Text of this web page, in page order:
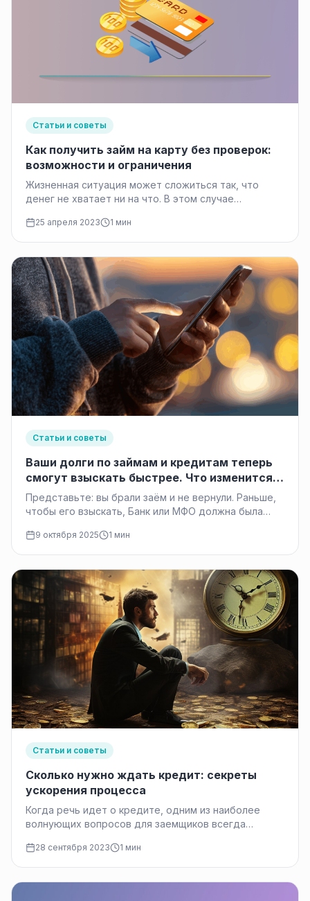
Статьи и советы
Как получить займ на карту без проверок:
возможности и ограничения
Жизненная ситуация может сложиться так, что
денег не хватает ни на что. В этом случае
25 апреля 2023 1 мин
Статьи и советы
Ваши долги по займам и кредитам теперь
смогут взыскать быстрее. Что изменится с
1 ноября
Представьте: вы брали заём и не вернули. Раньше,
чтобы его взыскать, Банк или МФО должна была
9 октября 2025 1 мин
Статьи и советы
Сколько нужно ждать кредит: секреты
ускорения процесса
Когда речь идет о кредите, одним из наиболее
волнующих вопросов для заемщиков всегда
28 сентября 2023 1 мин